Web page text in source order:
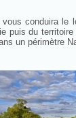
vous conduira le
puis du
un périmètre